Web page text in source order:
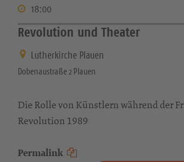
18:00
Revolution und Theater
Lutherkirche Plauen
Dobenaustraße 2 Plauen
Die Rolle von Künstlern während der
Revolution 1989
Permalink